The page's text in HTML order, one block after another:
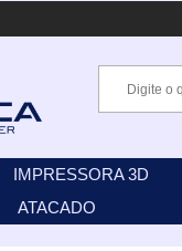
IMPRESSORA 3D
ATACADO